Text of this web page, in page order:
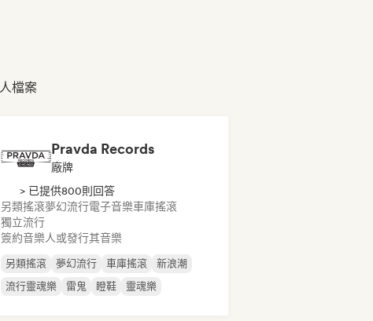
檔案
Pravda Records
廠牌
> 已提供800則回答
另類搖滾夢幻流行電子音樂車庫搖滾
獨立流行
簽約音樂人或發行其音樂
另類搖滾 夢幻流行 車庫搖滾
新浪潮
流行靈魂樂
雷鬼 瞪鞋 靈魂樂